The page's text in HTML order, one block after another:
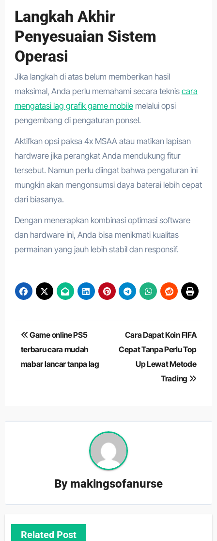
Langkah Akhir
Penyesuaian Sistem
Operasi
Jika langkah di atas belum memberikan hasil
maksimal, Anda perlu memahami secara teknis cara
mengatasi lag grafik game mobilemelalui opsi
pengembang di pengaturan ponsel.
Aktifkan opsi paksa 4x MSAA atau matikan lapisan
hardware jika perangkat Anda mendukung fitur
tersebut. Namun perlu diingat bahwa pengaturan ini
mungkin akan mengonsumsi daya baterai lebih cepat
dari biasanya.
Dengan menerapkan kombinasi optimasi software
dan hardware ini, Anda bisa menikmati kualitas
permainan yang jauh lebih stabil dan responsif.
Navigasi
pos
Game online PS5
terbaru cara mudah
mabar lancar tanpa lag
Cara Dapat Koin FIFA
Cepat Tanpa Perlu Top
Up Lewat Metode
Trading
By makingsofanurse
Related Post